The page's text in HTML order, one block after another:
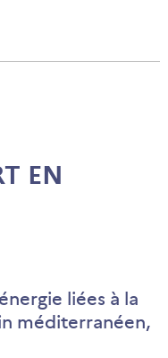
EN
liées à la
méditerranéen,